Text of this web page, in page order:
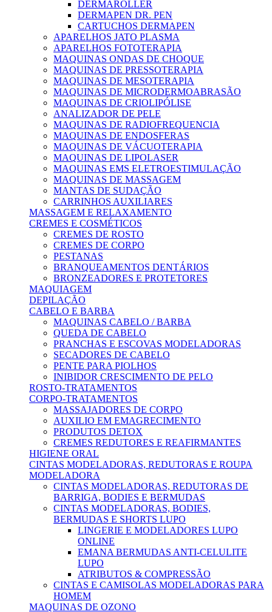
DERMAROLLER
DERMAPEN DR. PEN
CARTUCHOS DERMAPEN
APARELHOS JATO PLASMA
APARELHOS FOTOTERAPIA
MAQUINAS ONDAS DE CHOQUE
MAQUINAS DE PRESSOTERAPIA
MAQUINAS DE MESOTERAPIA
MAQUINAS DE MICRODERMOABRASÃO
MAQUINAS DE CRIOLIPÓLISE
ANALIZADOR DE PELE
MAQUINAS DE RADIOFREQUENCIA
MAQUINAS DE ENDOSFERAS
MAQUINAS DE VÁCUOTERAPIA
MAQUINAS DE LIPOLASER
MAQUINAS EMS ELETROESTIMULAÇÃO
MAQUINAS DE MASSAGEM
MANTAS DE SUDAÇÃO
CARRINHOS AUXILIARES
MASSAGEM E RELAXAMENTO
CREMES E COSMÉTICOS
CREMES DE ROSTO
CREMES DE CORPO
PESTANAS
BRANQUEAMENTOS DENTÁRIOS
BRONZEADORES E PROTETORES
MAQUIAGEM
DEPILAÇÃO
CABELO E BARBA
MAQUINAS CABELO / BARBA
QUEDA DE CABELO
PRANCHAS E ESCOVAS MODELADORAS
SECADORES DE CABELO
PENTE PARA PIOLHOS
INIBIDOR CRESCIMENTO DE PELO
ROSTO-TRATAMENTOS
CORPO-TRATAMENTOS
MASSAJADORES DE CORPO
AUXILIO EM EMAGRECIMENTO
PRODUTOS DETOX
CREMES REDUTORES E REAFIRMANTES
HIGIENE ORAL
CINTAS MODELADORAS, REDUTORAS E ROUPA
MODELADORA
CINTAS MODELADORAS, REDUTORAS DE
BARRIGA, BODIES E BERMUDAS
CINTAS MODELADORAS, BODIES,
BERMUDAS E SHORTS LUPO
LINGERIE E MODELADORES LUPO
ONLINE
EMANA BERMUDAS ANTI-CELULITE
LUPO
ATRIBUTOS & COMPRESSÃO
CINTAS E CAMISOLAS MODELADORAS PARA
HOMEM
MAQUINAS DE OZONO